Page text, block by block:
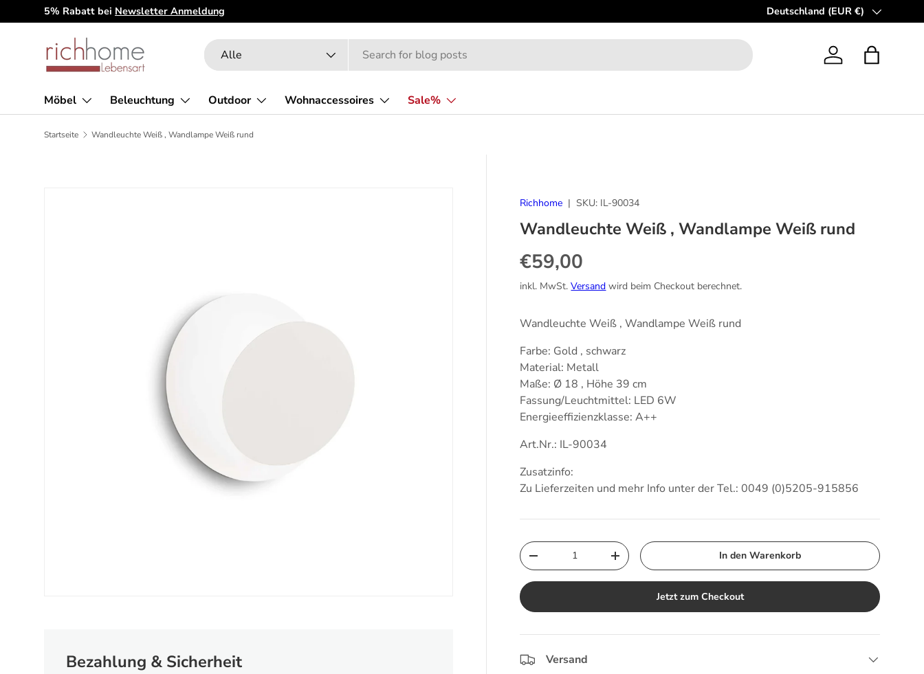
Direkt zum Inhalt
5% Rabatt bei Newsletter Anmeldung Die Sale-Kollektion: Bis zu 50%
Land/Region
Deutschland (EUR €)
Suchen
Art
Alle Einloggen
Möbel Beleuchtung Outdoor Wohnaccessoires Sale%
Startseite Wandleuchte Weiß , Wandlampe Weiß rund
Richhome | SKU: IL-90034
Wandleuchte Weiß , Wandlampe Weiß rund
Normaler Preis
€59,00
inkl. MwSt.Versand wird beim Checkout berechnet.
Wandleuchte Weiß , Wandlampe Weiß rund
Farbe: Gold , schwarz
Material: Metall
Maße: Ø 18 , Höhe 39 cm
Fassung/Leuchtmittel: LED 6W
Energieeffizienzklasse: A++
Art.Nr.: IL-90034
Zusatzinfo:
Zu Lieferzeiten und mehr Info unter der Tel.: 0049 (0)5205-915856
Anzahl
Menge verringernMenge erhöhen In den Warenkorb
Jetzt zum Checkout
Versand
Bezahlung & Sicherheit